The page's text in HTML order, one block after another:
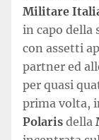
Militare
in capo della
con assetti
partner ed
per quasi
prima volta,
Polaris della